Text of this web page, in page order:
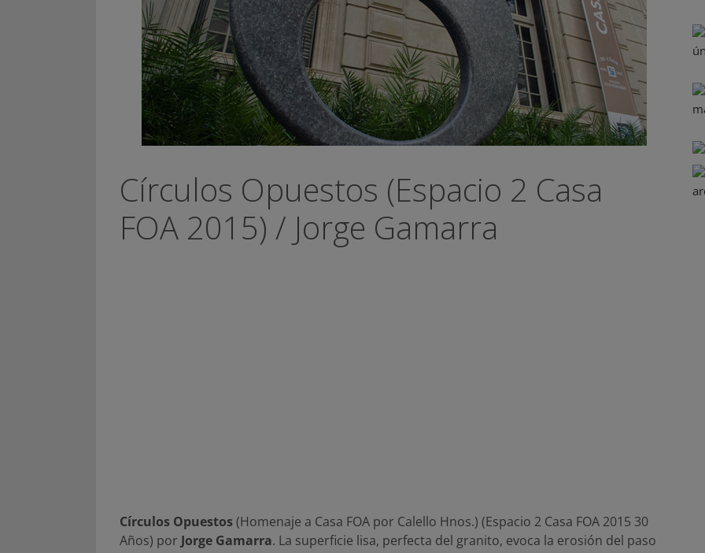
Círculos Opuestos (Espacio 2 Casa
FOA 2015) / Jorge Gamarra
Círculos Opuestos(Homenaje a Casa FOA por Calello Hnos.) (Espacio 2 Casa FOA 2015 30
Años) por Jorge Gamarra. La superficie lisa, perfecta del granito, evoca la erosión del paso